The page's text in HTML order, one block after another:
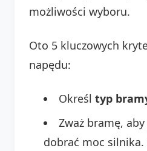
możliwości wyboru.
Oto 5 kluczowych
napędu:
Określ typ
Zważ bramę,
dobrać moc silnika.